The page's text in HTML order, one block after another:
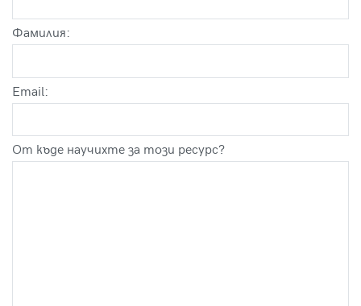
Фамилия:
Email:
От къде научихте за този ресурс?